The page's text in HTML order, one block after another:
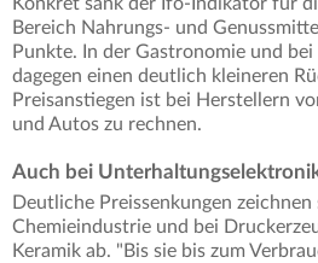
Bereich Nahrungs- und
Punkte. In der Gastronomie und bei
dagegen einen deutlich kleineren
Preisanstiegen ist bei Herstellern
und Autos zu rechnen.
Auch bei
Deutliche Preissenkungen
Chemieindustrie und bei
Keramik ab. "Bis sie bis zum